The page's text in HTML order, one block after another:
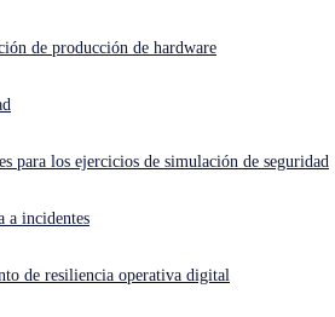
Obtenga ayuda ahora mismo
de producción de hardware
para los ejercicios de simulación de seguridad
a incidentes
de resiliencia operativa digital
on the growing threat of ransomware
private data